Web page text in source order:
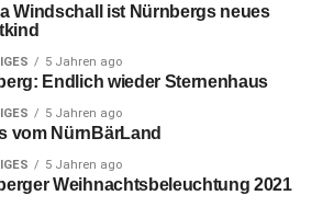
Windschall ist Nürnbergs neues
5 Jahren ago
Endlich wieder Sternenhaus
5 Jahren ago
vom NürnBärLand
5 Jahren ago
Weihnachtsbeleuchtung 2021